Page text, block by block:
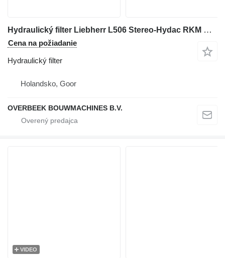
Hydraulický filter Liebherr L506 Stereo-Hydac RKM MM 201BZZ10W0.0-Filter na kolesového nakladača
Cena na požiadanie
Hydraulický filter
Holandsko, Goor
OVERBEEK BOUWMACHINES B.V.
VIDEO